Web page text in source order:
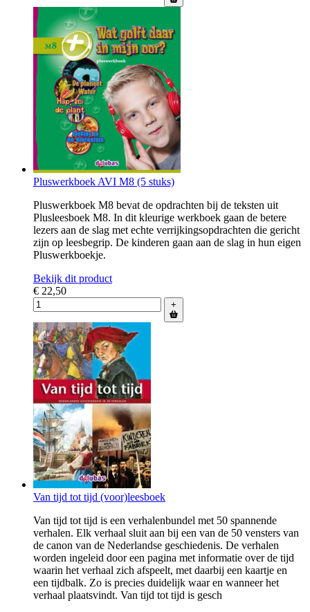
Pluswerkboek AVI M8 (5 stuks)
Pluswerkboek M8 bevat de opdrachten bij de teksten uit
Plusleesboek M8. In dit kleurige werkboek gaan de betere
lezers aan de slag met echte verrijkingsopdrachten die gericht
zijn op leesbegrip. De kinderen gaan aan de slag in hun eigen
Pluswerkboekje.
Bekijk dit product
€ 22,50
+
Van tijd tot tijd (voor)leesboek
Van tijd tot tijd is een verhalenbundel met 50 spannende
verhalen. Elk verhaal sluit aan bij een van de 50 vensters van
de canon van de Nederlandse geschiedenis. De verhalen
worden ingeleid door een pagina met informatie over de tijd
waarin het verhaal zich afspeelt, met daarbij een kaartje en
een tijdbalk. Zo is precies duidelijk waar en wanneer het
verhaal plaatsvindt. Van tijd tot tijd is gesch